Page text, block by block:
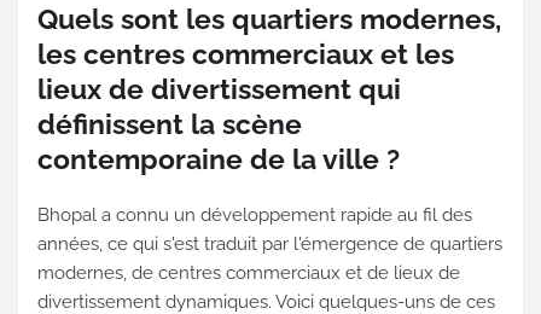
Quels sont les quartiers modernes,
les centres commerciaux et les
lieux de divertissement qui
définissent la scène
contemporaine de la ville ?
Bhopal a connu un développement rapide au fil des
années, ce qui s'est traduit par l'émergence de quartiers
modernes, de centres commerciaux et de lieux de
divertissement dynamiques. Voici quelques-uns de ces